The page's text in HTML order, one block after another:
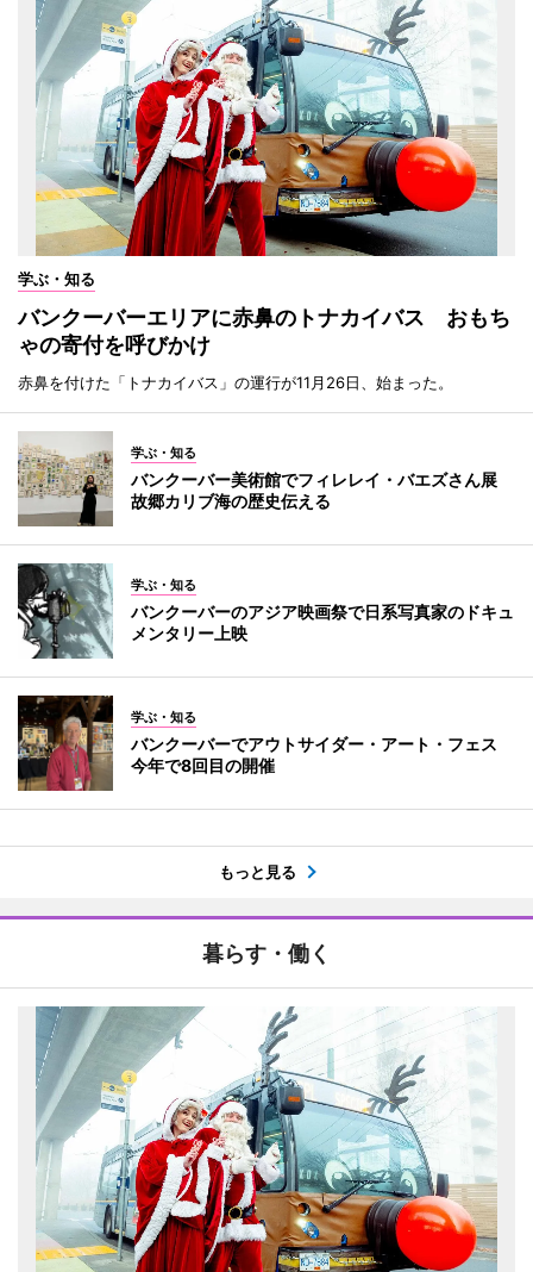
学ぶ・知る
バンクーバーエリアに赤鼻のトナカイバス おもち
ゃの寄付を呼びかけ
赤鼻を付けた「トナカイバス」の運行が11月26日、始まった。
学ぶ・知る
バンクーバー美術館でフィレレイ・バエズさん展
故郷カリブ海の歴史伝える
学ぶ・知る
バンクーバーのアジア映画祭で日系写真家のドキュ
メンタリー上映
学ぶ・知る
バンクーバーでアウトサイダー・アート・フェス
今年で8回目の開催
もっと見る
暮らす・働く